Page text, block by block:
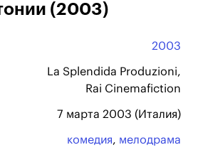
(2003)
2003
La Splendida Produzioni,
Rai Cinemafiction
7 марта 2003 (Италия)
комедия, мелодрама